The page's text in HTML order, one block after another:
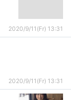
2020/9/11(Fr) 13:31
2020/9/11(Fr) 13:31